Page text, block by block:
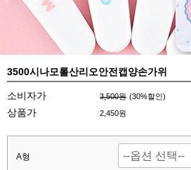
3500시나모롤산리오안전캡양손가위
소비자가 3,500원 (30%할인)
상품가 2,450원
A형